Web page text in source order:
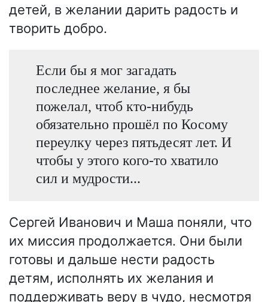
детей, в желании дарить радость и
творить добро.
Если бы я мог загадать
последнее желание, я бы
пожелал, чтоб кто-нибудь
обязательно прошёл по Косому
переулку через пятьдесят лет. И
чтобы у этого кого-то хватило
сил и мудрости...
Сергей Иванович и Маша поняли, что
их миссия продолжается. Они были
готовы и дальше нести радость
детям, исполнять их желания и
поддерживать веру в чудо, несмотря